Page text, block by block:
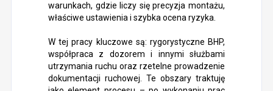
warunkach, gdzie liczy się precyzja montażu,
właściwe ustawienia i szybka ocena ryzyka.
W tej pracy kluczowe są: rygorystyczne BHP,
współpraca z dozorem i innymi służbami
utrzymania ruchu oraz rzetelne prowadzenie
dokumentacji ruchowej. Te obszary traktuję